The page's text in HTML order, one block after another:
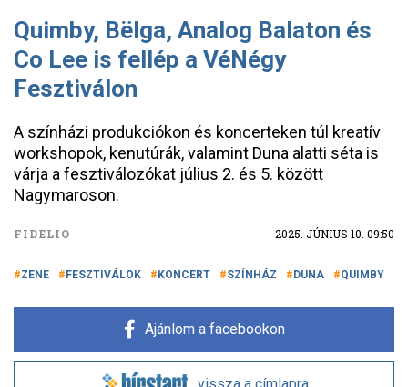
Quimby, Bëlga, Analog Balaton és
Co Lee is fellép a VéNégy
Fesztiválon
A színházi produkciókon és koncerteken túl kreatív
workshopok, kenutúrák, valamint Duna alatti séta is
várja a fesztiválozókat július 2. és 5. között
Nagymaroson.
FIDELIO 2025. JÚNIUS 10. 09:50
ZENE FESZTIVÁLOK KONCERT SZÍNHÁZ DUNA QUIMBY
Ajánlom a facebookon